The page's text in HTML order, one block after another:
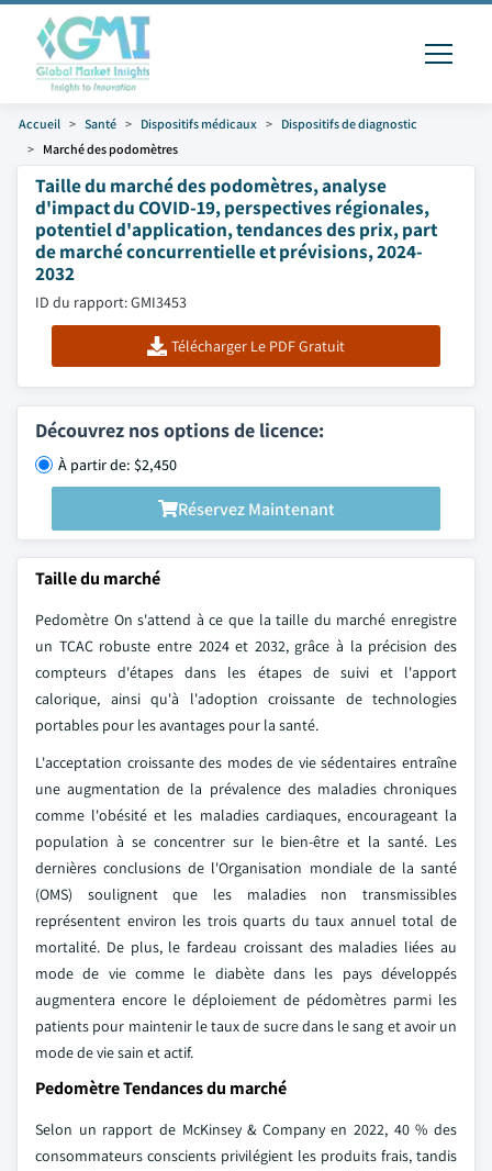
Accueil Santé Dispositifs médicaux
Dispositifs de diagnostic
Marché des podomètres
Taille du marché des podomètres, analyse
d'impact du COVID-19, perspectives régionales,
potentiel d'application, tendances des prix, part
de marché concurrentielle et prévisions, 2024-
2032
ID du rapport: GMI3453
Télécharger Le PDF Gratuit
Découvrez nos options de licence:
À partir de: $2,450
Réservez Maintenant
Taille du marché
Pedomètre On s'attend à ce que la taille du marché enregistre
un TCAC robuste entre 2024 et 2032, grâce à la précision des
compteurs d'étapes dans les étapes de suivi et l'apport
calorique, ainsi qu'à l'adoption croissante de technologies
portables pour les avantages pour la santé.
L'acceptation croissante des modes de vie sédentaires entraîne
une augmentation de la prévalence des maladies chroniques
comme l'obésité et les maladies cardiaques, encourageant la
population à se concentrer sur le bien-être et la santé. Les
dernières conclusions de l'Organisation mondiale de la santé
(OMS) soulignent que les maladies non transmissibles
représentent environ les trois quarts du taux annuel total de
mortalité. De plus, le fardeau croissant des maladies liées au
mode de vie comme le diabète dans les pays développés
augmentera encore le déploiement de pédomètres parmi les
patients pour maintenir le taux de sucre dans le sang et avoir un
mode de vie sain et actif.
Pedomètre Tendances du marché
Selon un rapport de McKinsey & Company en 2022, 40 % des
consommateurs conscients privilégient les produits frais, tandis